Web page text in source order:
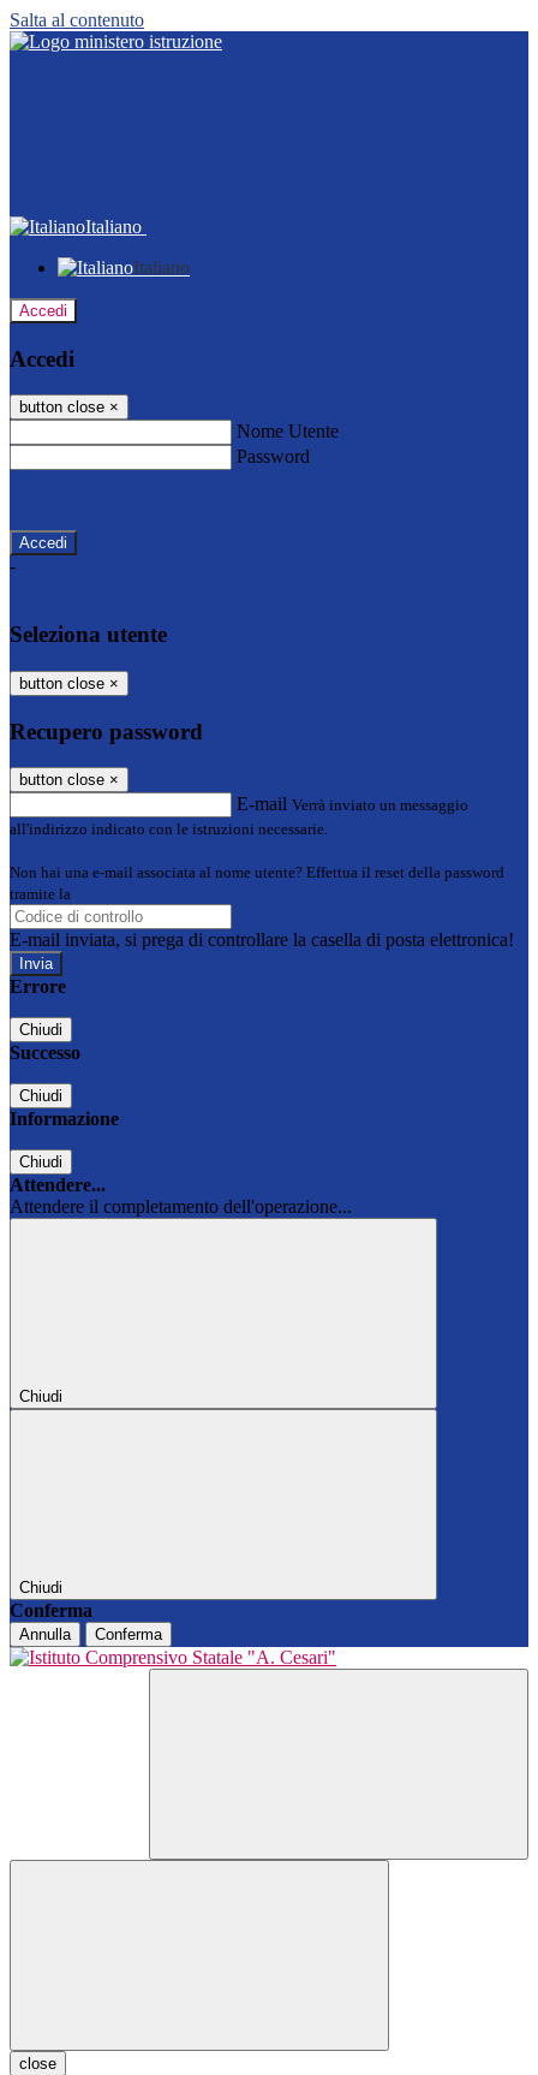
Salta al contenuto
Italiano
Italiano
Accedi
Accedi
button close ×
Nome Utente
Password
-
Seleziona utente
button close ×
Recupero password
button close ×
E-mail Verrà inviato un messaggio
all'indirizzo indicato con le istruzioni necessarie.
Non hai una e-mail associata al nome utente? Effettua il reset della password
tramite la
E-mail inviata, si prega di controllare la casella di posta elettronica!
Errore
Chiudi
Successo
Chiudi
Informazione
Chiudi
Attendere...
Attendere il completamento dell'operazione...
Chiudi
Chiudi
Conferma
Annulla Conferma
close